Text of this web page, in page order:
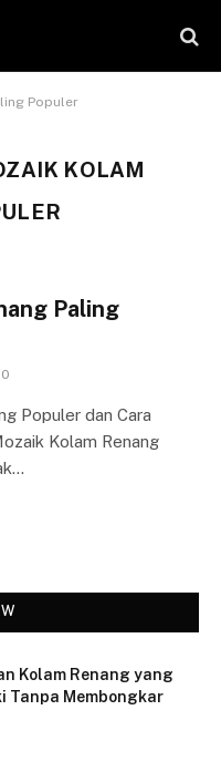
Populer
KOLAM
Paling
0
Populer dan Cara
Kolam Renang
Kolam Renang yang
Tanpa Membongkar